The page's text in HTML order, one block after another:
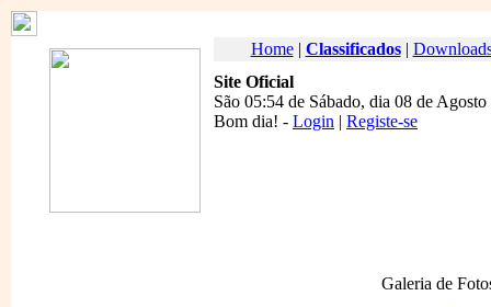
Home| Classificados|
Site Oficial
São 05:54 de Sábado, dia 08 de
Bom dia! - Login | Registe-se
Galeria de